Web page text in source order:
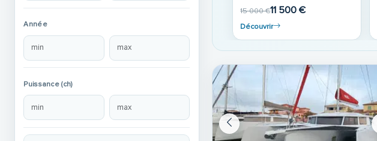
Année
Puissance (ch)
15 000 €11 500 €
Découvrir